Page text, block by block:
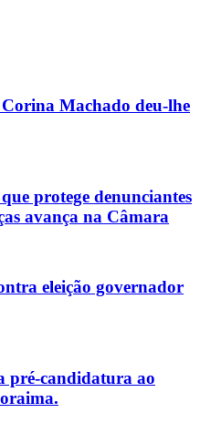
Machado deu-lhe
protege denunciantes
avança na Câmara
eleição governador
pré-candidatura ao